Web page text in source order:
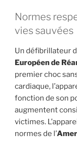
Normes
vies sauvées
Un défibrillateur
Européen de
premier choc
cardiaque,
fonction de son
augmentent
victimes.
normes de l’